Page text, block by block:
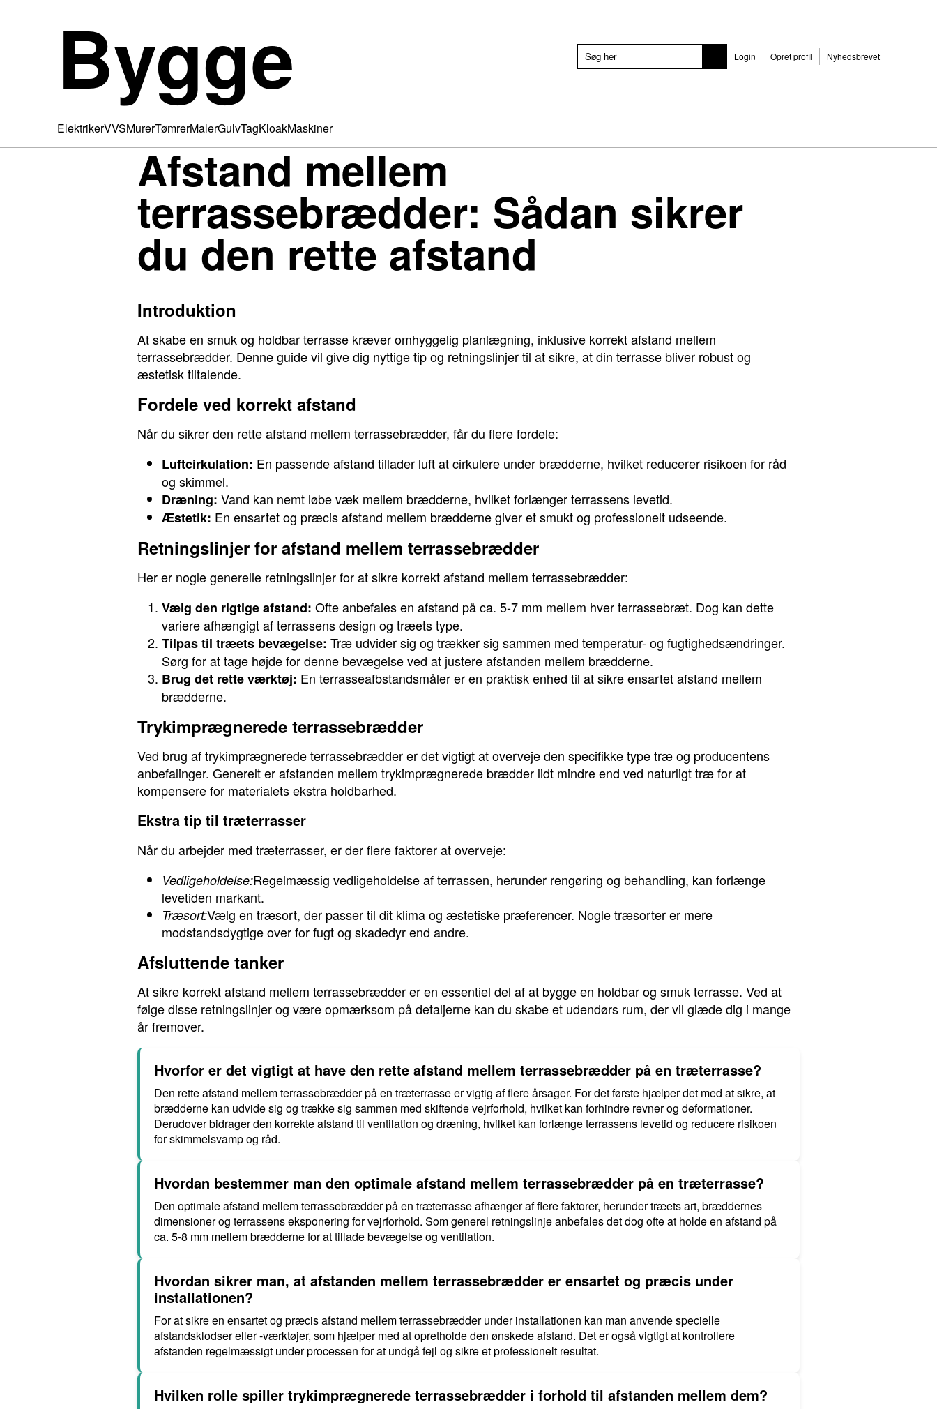
Bygge Login Opret profil Nyhedsbrevet
ElektrikerVVSMurerTømrerMalerGulvTagKloakMaskiner
Afstand mellem
terrassebrædder: Sådan sikrer
du den rette afstand
Introduktion
At skabe en smuk og holdbar terrasse kræver omhyggelig planlægning, inklusive korrekt afstand mellem
terrassebrædder. Denne guide vil give dig nyttige tip og retningslinjer til at sikre, at din terrasse bliver robust og
æstetisk tiltalende.
Fordele ved korrekt afstand
Når du sikrer den rette afstand mellem terrassebrædder, får du flere fordele:
Luftcirkulation: En passende afstand tillader luft at cirkulere under brædderne, hvilket reducerer risikoen for råd
og skimmel.
Dræning: Vand kan nemt løbe væk mellem brædderne, hvilket forlænger terrassens levetid.
Æstetik: En ensartet og præcis afstand mellem brædderne giver et smukt og professionelt udseende.
Retningslinjer for afstand mellem terrassebrædder
Her er nogle generelle retningslinjer for at sikre korrekt afstand mellem terrassebrædder:
Vælg den rigtige afstand: Ofte anbefales en afstand på ca. 5-7 mm mellem hver terrassebræt. Dog kan dette
variere afhængigt af terrassens design og træets type.
Tilpas til træets bevægelse: Træ udvider sig og trækker sig sammen med temperatur- og fugtighedsændringer.
Sørg for at tage højde for denne bevægelse ved at justere afstanden mellem brædderne.
Brug det rette værktøj: En terrasseafbstandsmåler er en praktisk enhed til at sikre ensartet afstand mellem
brædderne.
Trykimprægnerede terrassebrædder
Ved brug af trykimprægnerede terrassebrædder er det vigtigt at overveje den specifikke type træ og producentens
anbefalinger. Generelt er afstanden mellem trykimprægnerede brædder lidt mindre end ved naturligt træ for at
kompensere for materialets ekstra holdbarhed.
Ekstra tip til træterrasser
Når du arbejder med træterrasser, er der flere faktorer at overveje:
Vedligeholdelse:Regelmæssig vedligeholdelse af terrassen, herunder rengøring og behandling, kan forlænge
levetiden markant.
Træsort:Vælg en træsort, der passer til dit klima og æstetiske præferencer. Nogle træsorter er mere
modstandsdygtige over for fugt og skadedyr end andre.
Afsluttende tanker
At sikre korrekt afstand mellem terrassebrædder er en essentiel del af at bygge en holdbar og smuk terrasse. Ved at
følge disse retningslinjer og være opmærksom på detaljerne kan du skabe et udendørs rum, der vil glæde dig i mange
år fremover.
Hvorfor er det vigtigt at have den rette afstand mellem terrassebrædder på en træterrasse?
Den rette afstand mellem terrassebrædder på en træterrasse er vigtig af flere årsager. For det første hjælper det med at sikre, at
brædderne kan udvide sig og trække sig sammen med skiftende vejrforhold, hvilket kan forhindre revner og deformationer.
Derudover bidrager den korrekte afstand til ventilation og dræning, hvilket kan forlænge terrassens levetid og reducere risikoen
for skimmelsvamp og råd.
Hvordan bestemmer man den optimale afstand mellem terrassebrædder på en træterrasse?
Den optimale afstand mellem terrassebrædder på en træterrasse afhænger af flere faktorer, herunder træets art, bræddernes
dimensioner og terrassens eksponering for vejrforhold. Som generel retningslinje anbefales det dog ofte at holde en afstand på
ca. 5-8 mm mellem brædderne for at tillade bevægelse og ventilation.
Hvordan sikrer man, at afstanden mellem terrassebrædder er ensartet og præcis under
installationen?
For at sikre en ensartet og præcis afstand mellem terrassebrædder under installationen kan man anvende specielle
afstandsklodser eller -værktøjer, som hjælper med at opretholde den ønskede afstand. Det er også vigtigt at kontrollere
afstanden regelmæssigt under processen for at undgå fejl og sikre et professionelt resultat.
Hvilken rolle spiller trykimprægnerede terrassebrædder i forhold til afstanden mellem dem?